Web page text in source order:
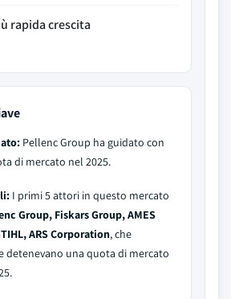
rapida crescita
Pellenc Group ha guidato con
di mercato nel 2025.
I primi 5 attori in questo mercato
Group, Fiskars Group, AMES
ARS Corporation, che
detenevano una quota di mercato